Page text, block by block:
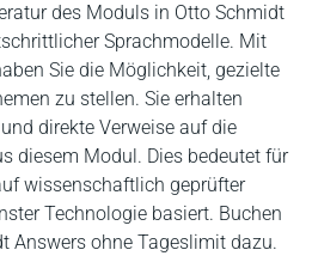
des Moduls in Otto Schmidt
Sprachmodelle. Mit
Sie die Möglichkeit, gezielte
zu stellen. Sie erhalten
direkte Verweise auf die
diesem Modul. Dies bedeutet für
wissenschaftlich geprüfter
Technologie basiert. Buchen
Answers ohne Tageslimit dazu.